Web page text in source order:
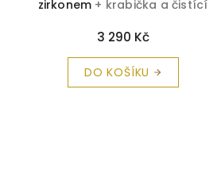
zirkonem + krabička a čistící
3 290 Kč
DO KOŠÍKU